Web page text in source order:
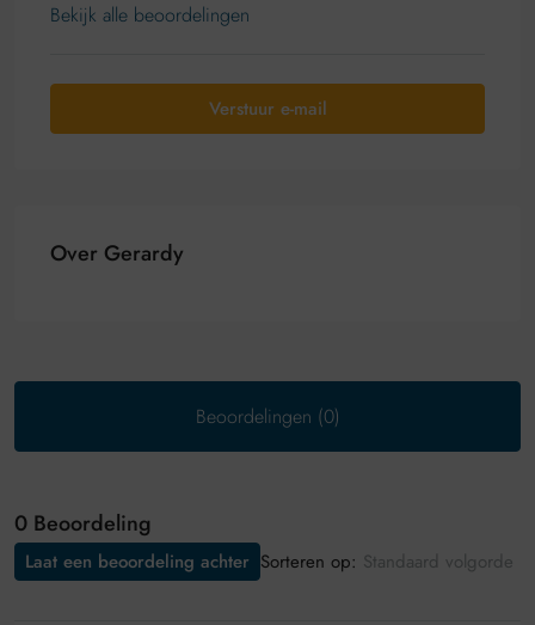
Bekijk alle beoordelingen
Verstuur e-mail
Over Gerardy
Beoordelingen (0)
0 Beoordeling
Sorteren op: Standaard volgorde
Laat een beoordeling achter